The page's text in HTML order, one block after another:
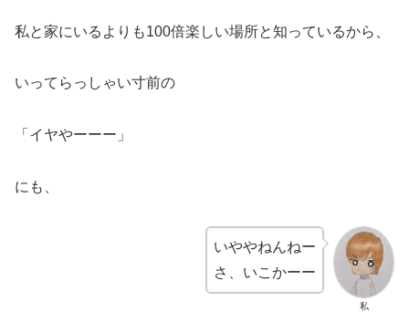
私と家にいるよりも100倍楽しい場所と知っているから、
いってらっしゃい寸前の
「イヤやーーー」
にも、
私
いややねんねー
さ、いこかーー